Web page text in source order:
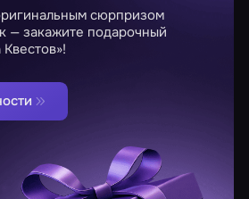
сюрпризом
— закажите подарочный